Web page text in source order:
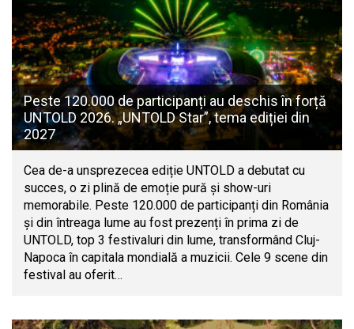
Peste 120.000 de participanți au deschis în forță
UNTOLD 2026. „UNTOLD Star”, tema ediției din
2027
Cea de-a unsprezecea ediție UNTOLD a debutat cu
succes, o zi plină de emoție pură și show-uri
memorabile. Peste 120.000 de participanți din România
și din întreaga lume au fost prezenți în prima zi de
UNTOLD, top 3 festivaluri din lume, transformând Cluj-
Napoca în capitala mondială a muzicii. Cele 9 scene din
festival au oferit…